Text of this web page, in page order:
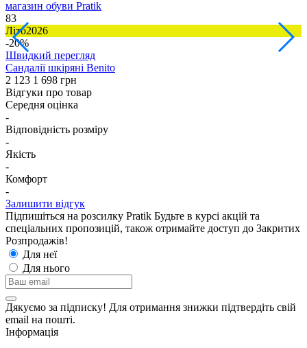
83
Літо2026
-20%
Швидкий перегляд
Сандалії шкіряні Benito
2 123 1 698 грн
Відгуки про товар
Середня оцінка
-
Відповідність розміру
-
Якість
-
Комфорт
-
Залишити відгук
Підпишіться на розсилку Pratik Будьте в курсі акцій та
спеціальних пропозицій, також отримайте доступ до Закритих
Розпродажiв!
Для неї
Для нього
Дякуємо за підписку! Для отримання знижки підтвердіть свій
email на пошті.
Інформація